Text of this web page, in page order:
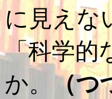
に見えな
「科学的
か。
（つ